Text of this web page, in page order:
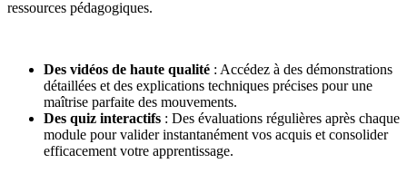
ressources pédagogiques.
Des vidéos de haute qualité : Accédez à des démonstrations
détaillées et des explications techniques précises pour une
maîtrise parfaite des mouvements.
Des quiz interactifs : Des évaluations régulières après chaque
module pourvalider instantanément vos acquis et consolider
efficacement votre apprentissage.